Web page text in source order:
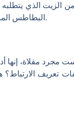
الزيت الذي يتطلبه
البطاطس المشوية، يمكنك الاستمتاع بها دون الشعور بالذنب. بالإضافة إلى ذلك، فإن كمية الزيت الأقل تعني فوضى أقل للتنظيف بعد ذلك.
مجرد مقلاة،
تعريف الارتباط؟